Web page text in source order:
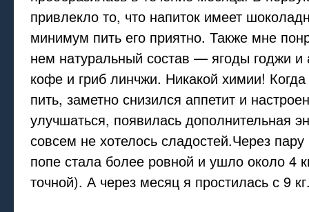
привлекло то, что напиток имеет
минимум пить его приятно. Также мне
нем натуральный состав — ягоды годжи и
кофе и гриб линчжи. Никакой химии!
пить, заметно снизился аппетит и
улучшаться, появилась дополнительная
совсем не хотелось сладостей.Через
попе стала более ровной и ушло около 4
точной). А через месяц я простилась с 9